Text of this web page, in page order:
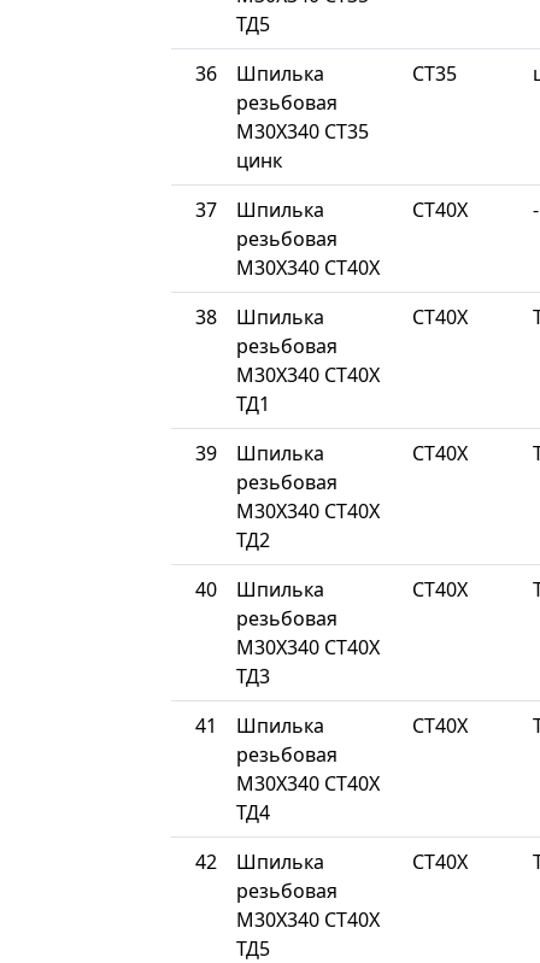
ТД5
36
Шпилька
резьбовая
М30Х340 СТ35
цинк
СТ35
37
Шпилька
резьбовая
М30Х340 СТ40Х
СТ40Х -
38
Шпилька
резьбовая
М30Х340 СТ40Х
ТД1
СТ40Х
39
Шпилька
резьбовая
М30Х340 СТ40Х
ТД2
СТ40Х
40
Шпилька
резьбовая
М30Х340 СТ40Х
ТД3
СТ40Х
41
Шпилька
резьбовая
М30Х340 СТ40Х
ТД4
СТ40Х
42
Шпилька
резьбовая
М30Х340 СТ40Х
ТД5
СТ40Х